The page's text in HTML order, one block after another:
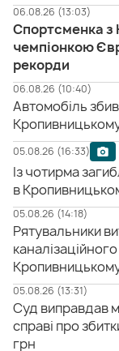
06.08.26 (13:03)
Спортсменка з
чемпіонкою
рекорди
06.08.26 (10:40)
Автомобіль
05.08.26 (16:33)
Із чотирма
в
05.08.26 (14:18)
Рятувальники
05.08.26 (13:31)
Суд виправдав
справі про
грн